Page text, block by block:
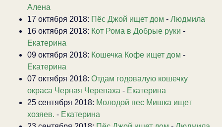
Алена
17 октября 2018: Пёс Джой ищет дом - Людмила
16 октября 2018: Кот Рома в Добрые руки -
Екатерина
09 октября 2018: Кошечка Кофе ищет дом -
Екатерина
07 октября 2018: Отдам годовалую кошечку
окраса Черная Черепаха - Екатерина
25 сентября 2018: Молодой пес Мишка ищет
хозяев. - Екатерина